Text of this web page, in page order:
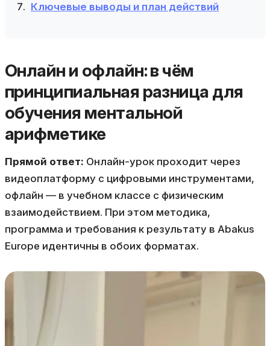
Ключевые выводы и план действий
Онлайн и офлайн: в чём
принципиальная разница для
обучения ментальной
арифметике
Прямой ответ: Онлайн-урок проходит через
видеоплатформу с цифровыми инструментами,
офлайн — в учебном классе с физическим
взаимодействием. При этом методика,
программа и требования к результату в Abakus
Europe идентичны в обоих форматах.